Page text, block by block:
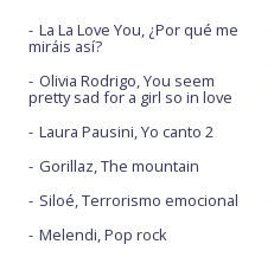
La La Love You, ¿Por qué me
miráis así?
Olivia Rodrigo, You seem
pretty sad for a girl so in love
Laura Pausini, Yo canto 2
Gorillaz, The mountain
Siloé, Terrorismo emocional
Melendi, Pop rock